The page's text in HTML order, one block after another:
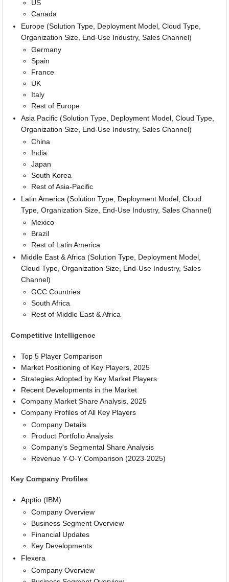
US
Canada
Europe (Solution Type, Deployment Model, Cloud Type,
Organization Size, End-Use Industry, Sales Channel)
Germany
Spain
France
UK
Italy
Rest of Europe
Asia Pacific (Solution Type, Deployment Model, Cloud Type,
Organization Size, End-Use Industry, Sales Channel)
China
India
Japan
South Korea
Rest of Asia-Pacific
Latin America (Solution Type, Deployment Model, Cloud
Type, Organization Size, End-Use Industry, Sales Channel)
Mexico
Brazil
Rest of Latin America
Middle East & Africa (Solution Type, Deployment Model,
Cloud Type, Organization Size, End-Use Industry, Sales
Channel)
GCC Countries
South Africa
Rest of Middle East & Africa
Competitive Intelligence
Top 5 Player Comparison
Market Positioning of Key Players, 2025
Strategies Adopted by Key Market Players
Recent Developments in the Market
Company Market Share Analysis, 2025
Company Profiles of All Key Players
Company Details
Product Portfolio Analysis
Company's Segmental Share Analysis
Revenue Y-O-Y Comparison (2023-2025)
Key Company Profiles
Apptio (IBM)
Company Overview
Business Segment Overview
Financial Updates
Key Developments
Flexera
Company Overview